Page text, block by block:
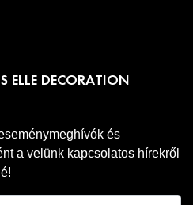
ELLE DECORATION
és
a velünk kapcsolatos hírekről